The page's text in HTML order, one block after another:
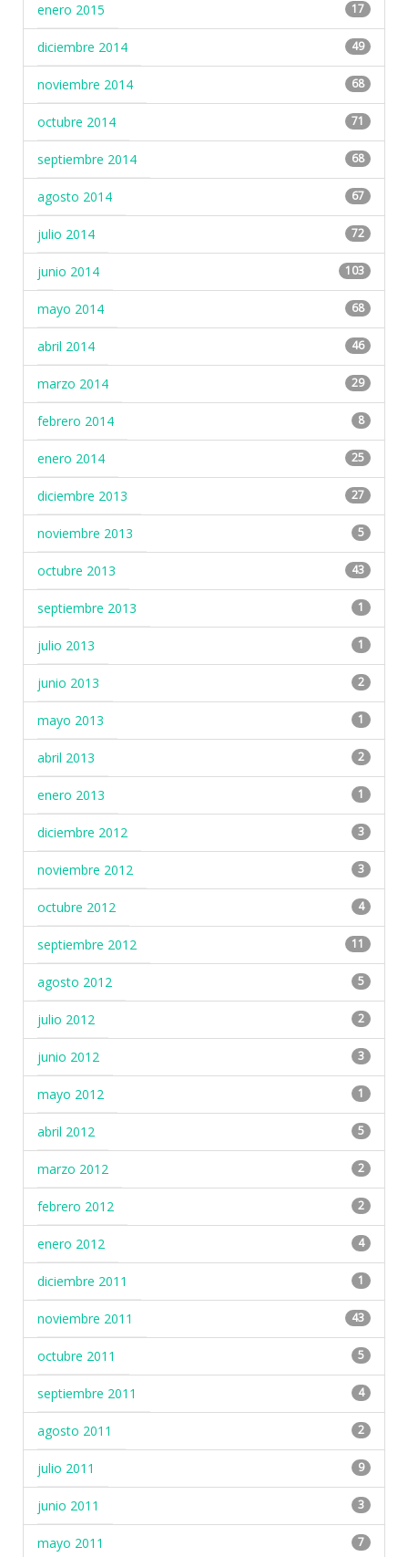
enero 2015
17
diciembre 2014 49
noviembre 2014 68
octubre 2014 71
septiembre 2014 68
agosto 2014 67
julio 2014 72
junio 2014 103
mayo 2014 68
abril 2014 46
marzo 2014 29
febrero 2014 8
enero 2014 25
diciembre 2013 27
noviembre 2013 5
octubre 2013 43
septiembre 2013 1
julio 2013 1
junio 2013 2
mayo 2013 1
abril 2013 2
enero 2013 1
diciembre 2012 3
noviembre 2012 3
octubre 2012 4
septiembre 2012 11
agosto 2012 5
julio 2012 2
junio 2012 3
mayo 2012 1
abril 2012 5
marzo 2012 2
febrero 2012 2
enero 2012 4
diciembre 2011 1
noviembre 2011 43
octubre 2011 5
septiembre 2011 4
agosto 2011 2
julio 2011 9
junio 2011 3
mayo 2011 7